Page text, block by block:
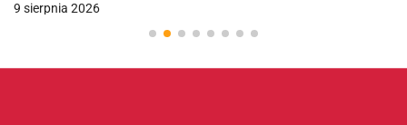
9 sierpnia 2026